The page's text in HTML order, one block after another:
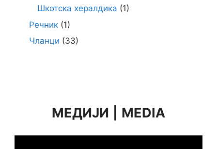
Шкотска хералдика (1)
Речник (1)
Чланци (33)
МЕДИЈИ MEDIA